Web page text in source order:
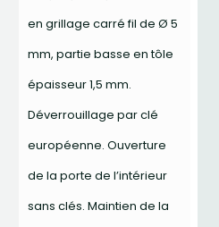
en grillage carré fil de Ø 5
mm, partie basse en tôle
épaisseur 1,5 mm.
Déverrouillage par clé
européenne. Ouverture
de la porte de l’intérieur
sans clés. Maintien de la